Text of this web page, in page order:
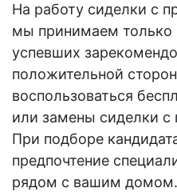
На работу сиделки с
мы принимаем только
успевших
положительной
воспользоваться
или замены сиделки
При подборе
предпочтение
рядом с вашим